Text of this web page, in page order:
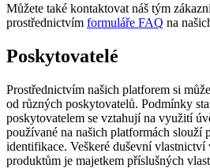
Můžete také kontaktovat náš tým
prostřednictvím formuláře FAQ na
Poskytovatelé
Prostřednictvím našich platforem si
od různých poskytovatelů. Podmínky
poskytovatelem se vztahují na využití
používané na našich platformách slouží
identifikace. Veškeré duševní
produktům je majetkem příslušných